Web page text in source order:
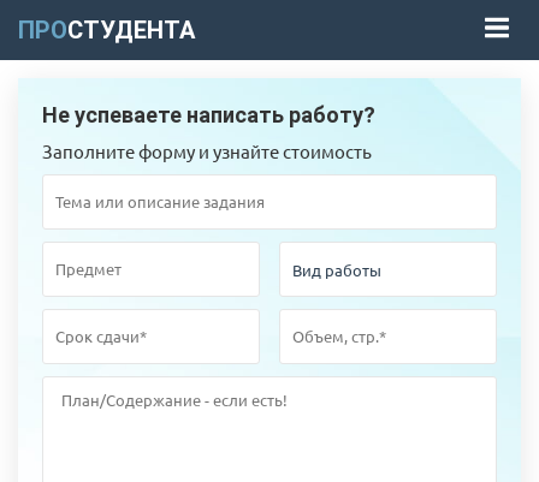
ПРОСТУДЕНТА
Не успеваете написать работу?
Заполните форму и узнайте стоимость